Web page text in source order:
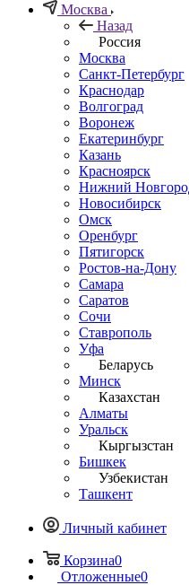
Москва
Назад
Россия
Москва
Санкт-Петербург
Краснодар
Волгоград
Воронеж
Екатеринбург
Казань
Красноярск
Нижний
Новосибирск
Омск
Оренбург
Пятигорск
Ростов-на-Дону
Самара
Саратов
Сочи
Ставрополь
Уфа
Беларусь
Минск
Казахстан
Алматы
Уральск
Кыргызстан
Бишкек
Узбекистан
Ташкент
Личный кабинет
Корзина0
Отложенные0